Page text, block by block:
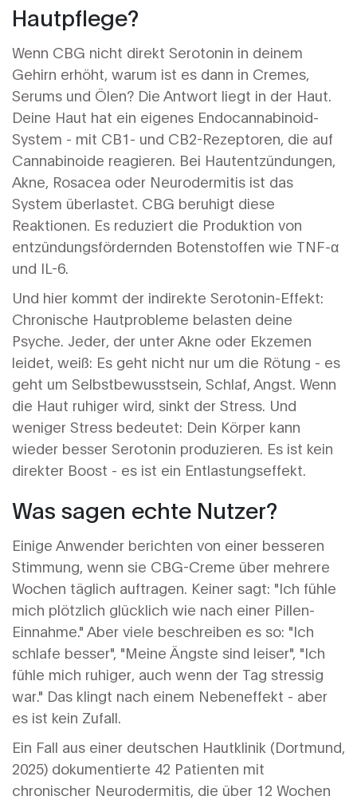
Hautpflege?
Wenn CBG nicht direkt Serotonin in deinem
Gehirn erhöht, warum ist es dann in Cremes,
Serums und Ölen? Die Antwort liegt in der Haut.
Deine Haut hat ein eigenes Endocannabinoid-
System - mit CB1- und CB2-Rezeptoren, die auf
Cannabinoide reagieren. Bei Hautentzündungen,
Akne, Rosacea oder Neurodermitis ist das
System überlastet. CBG beruhigt diese
Reaktionen. Es reduziert die Produktion von
entzündungsfördernden Botenstoffen wie TNF-α
und IL-6.
Und hier kommt der indirekte Serotonin-Effekt:
Chronische Hautprobleme belasten deine
Psyche. Jeder, der unter Akne oder Ekzemen
leidet, weiß: Es geht nicht nur um die Rötung - es
geht um Selbstbewusstsein, Schlaf, Angst. Wenn
die Haut ruhiger wird, sinkt der Stress. Und
weniger Stress bedeutet: Dein Körper kann
wieder besser Serotonin produzieren. Es ist kein
direkter Boost - es ist ein Entlastungseffekt.
Was sagen echte Nutzer?
Einige Anwender berichten von einer besseren
Stimmung, wenn sie CBG-Creme über mehrere
Wochen täglich auftragen. Keiner sagt: "Ich fühle
mich plötzlich glücklich wie nach einer Pillen-
Einnahme." Aber viele beschreiben es so: "Ich
schlafe besser", "Meine Ängste sind leiser", "Ich
fühle mich ruhiger, auch wenn der Tag stressig
war." Das klingt nach einem Nebeneffekt - aber
es ist kein Zufall.
Ein Fall aus einer deutschen Hautklinik (Dortmund,
2025) dokumentierte 42 Patienten mit
chronischer Neurodermitis, die über 12 Wochen